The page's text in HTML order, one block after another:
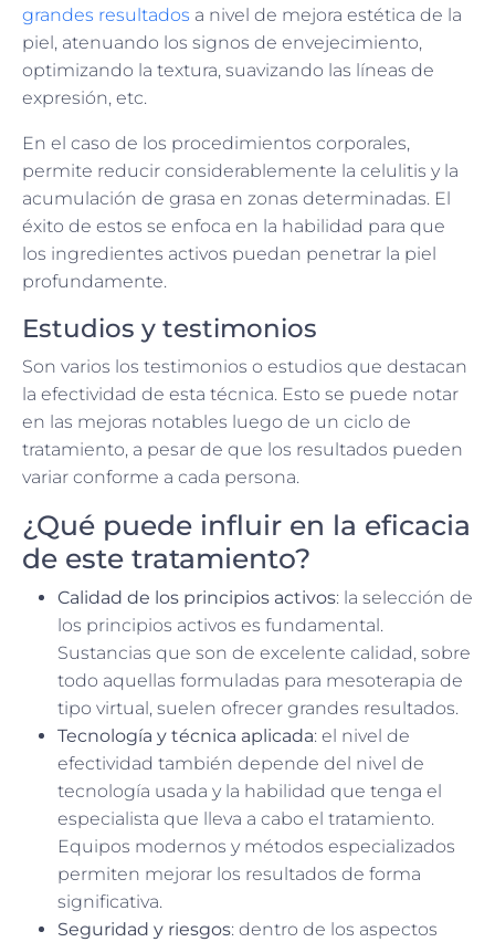
grandes resultados a nivel de mejora estética de la
piel, atenuando los signos de envejecimiento,
optimizando la textura, suavizando las líneas de
expresión, etc.
En el caso de los procedimientos corporales,
permite reducir considerablemente la celulitis y la
acumulación de grasa en zonas determinadas. El
éxito de estos se enfoca en la habilidad para que
los ingredientes activos puedan penetrar la piel
profundamente.
Estudios y testimonios
Son varios los testimonios o estudios que destacan
la efectividad de esta técnica. Esto se puede notar
en las mejoras notables luego de un ciclo de
tratamiento, a pesar de que los resultados pueden
variar conforme a cada persona.
¿Qué puede influir en la eficacia
de este tratamiento?
Calidad de los principios activos: la selección de
los principios activos es fundamental.
Sustancias que son de excelente calidad, sobre
todo aquellas formuladas para mesoterapia de
tipo virtual, suelen ofrecer grandes resultados.
Tecnología y técnica aplicada: el nivel de
efectividad también depende del nivel de
tecnología usada y la habilidad que tenga el
especialista que lleva a cabo el tratamiento.
Equipos modernos y métodos especializados
permiten mejorar los resultados de forma
significativa.
Seguridad y riesgos: dentro de los aspectos